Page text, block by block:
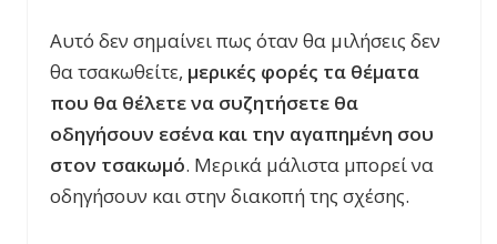
Αυτό δεν σημαίνει πως όταν θα μιλήσεις δεν
θα τσακωθείτε, μερικές φορές τα θέματα
που θα θέλετε να συζητήσετε θα
οδηγήσουν εσένα και την αγαπημένη σου
στον τσακωμό. Μερικά μάλιστα μπορεί να
οδηγήσουν και στην διακοπή της σχέσης.